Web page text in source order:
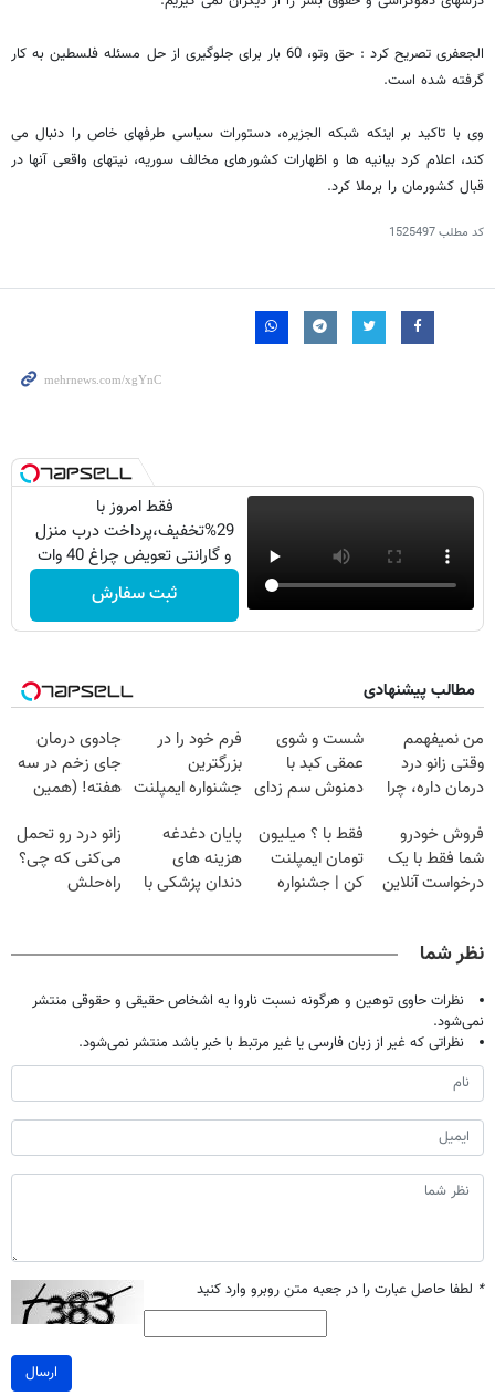
الجعفری تصریح کرد : حق وتو، 60 بار برای جلوگیری از حل مسئله فلسطین به کار
گرفته شده است.
وی با تاکید بر اینکه شبکه الجزیره، دستورات سیاسی طرفهای خاص را دنبال می
کند، اعلام کرد بیانیه ها و اظهارات کشورهای مخالف سوریه، نیتهای واقعی آنها در
قبال کشورمان را برملا کرد.
کد مطلب1525497
فقط امروز با
29%تخفیف،پرداخت درب منزل
و گارانتی تعویض چراغ 40 وات
بخر
ثبت سفارش
مطالب پیشنهادی
من نمیفهمم
وقتی زانو درد
درمان داره، چرا
تحمل میکنی؟❗
شست و شوی
عمقی کبد با
دمنوش سم زدای
فرم خود را در
بزرگترین
جشنواره ایمپلنت
فقط ۲۵ میلیون
جادوی درمان
جای زخم در سه
هفته! (همین
صحبت کنید)
فروش خودرو
شما فقط با یک
درخواست آنلاین
فقط با ؟ میلیون
تومان ایمپلنت
کن | جشنواره
پایان دغدغه
هزینه های
دندان پزشکی با
زانو درد رو تحمل
می‌کنی که چی؟
راه‌حلش
نظر شما
نظرات حاوی توهین و هرگونه نسبت ناروا به اشخاص حقیقی و حقوقی منتشر
نمی‌شود.
نظراتی که غیر از زبان فارسی یا غیر مرتبط با خبر باشد منتشر نمی‌شود.
* لطفا حاصل عبارت را در جعبه متن روبرو وارد کنید
ارسال